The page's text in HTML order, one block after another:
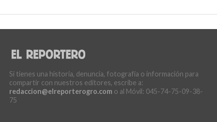
Si tienes una historia, denuncia, fotografía o información para
compartir con nuestros editores, escribe a:
redaccion@elreporterogro.com o al Móvil: 045-74-75-09-38-
75